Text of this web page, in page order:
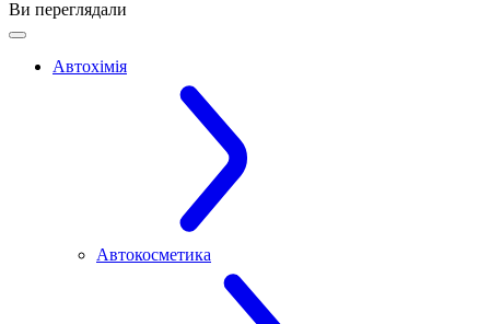
Ви переглядали
Автохімія
Автокосметика